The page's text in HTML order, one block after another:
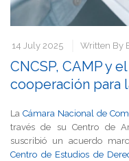
14 July 2025 Written By
CNCSP, CAMP y
cooperación para
La Cámara Nacional de
través de su Centro de
suscribió un acuerdo
Centro de Estudios de